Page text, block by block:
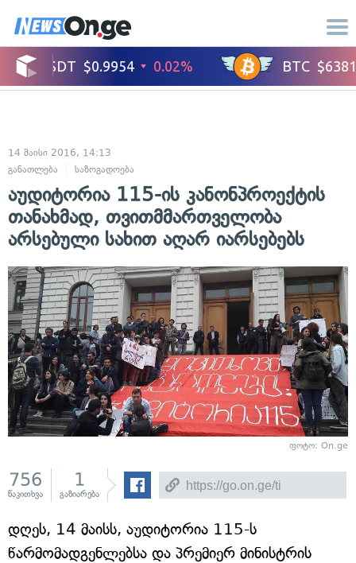
14 მაისი 2016, 14:13
განათლება
საზოგადოება
აუდიტორია 115-ის კანონპროექტის
თანახმად, თვითმმართველობა
არსებული სახით აღარ იარსებებს
ფოტო: On.ge
756
წაკითხვა
1
გაზიარება
დღეს, 14 მაისს, აუდიტორია 115-ს
წარმომადგენლებსა და პრემიერ მინისტრის